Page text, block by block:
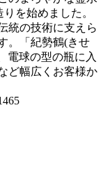
を始めました。
統の技術に支えら
。「紀勢鶴(きせ
電球の型の瓶に入
ど幅広くお客様か